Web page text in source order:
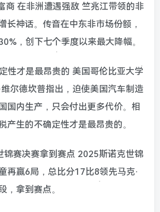
商 在非洲遭遇强敌 竺兆江带领的非
长神话。传音在中东非市场份额，
，创下七个季度以来最大降幅。
性才是最昂贵的 美国哥伦比亚大学
尔德坎普指出，迫使美国汽车制造
国内生产，只会付出更多代价。相
产生的不确定性才是最昂贵的。
锦赛决赛拿到赛点 2025斯诺克世锦
再赢6局，总比分17比8领先马克·
，拿到赛点。